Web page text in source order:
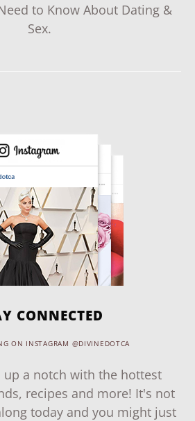
to Know About Dating &
Sex.
CONNECTED
ON INSTAGRAM @DIVINEDOTCA
up a notch with the hottest
recipes and more! It's not
today and you might just